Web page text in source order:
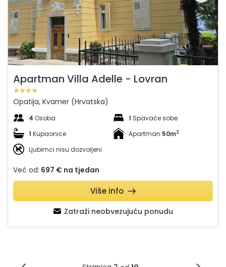
Apartman Villa Adelle - Lovran
Opatija, Kvarner (Hrvatska)
4 Osoba 1 Spavaće sobe
1 Kupaonice Apartman 50m2
Ljubimci nisu dozvoljeni
Već od: 697 € na tjedan
Zatraži neobvezujuću ponudu
Više info